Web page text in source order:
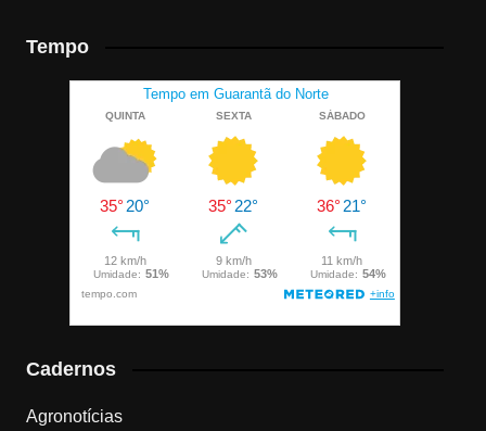
Tempo
Cadernos
Agronotícias